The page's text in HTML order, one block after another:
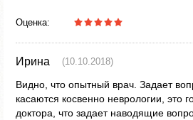
Оценка:
Ирина (10.10.2018)
Видно, что опытный врач. Задает
касаются косвенно неврологии, это
доктора, что задает наводящие